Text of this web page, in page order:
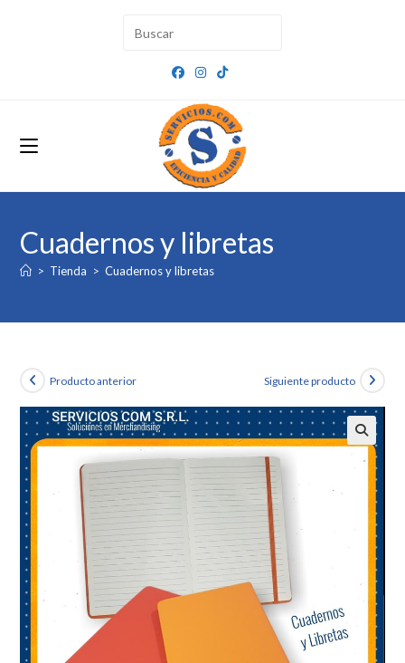
Cuadernos y libretas
> Tienda > Cuadernos y libretas
Producto anterior Siguiente producto